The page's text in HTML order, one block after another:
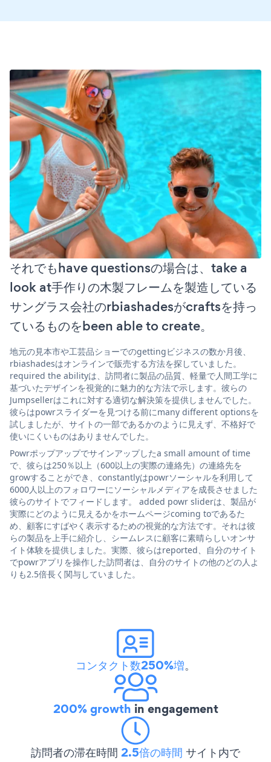
それでもhave questionsの場合は、take a
look at手作りの木製フレームを製造している
サングラス会社のrbiashadesがcraftsを持っ
ているものをbeen able to create。
地元の見本市や工芸品ショーでのgettingビジネスの数か月後、
rbiashadesはオンラインで販売する方法を探していました。
required the abilityは、訪問者に製品の品質、軽量で人間工学に
基づいたデザインを視覚的に魅力的な方法で示します。彼らの
Jumpsellerはこれに対する適切な解決策を提供しませんでした。
彼らはpowrスライダーを見つける前にmany different optionsを
試しましたが、サイトの一部であるかのように見えず、不格好で
使いにくいものはありませんでした。
Powrポップアップでサインアップしたa small amount of time
で、彼らは250％以上（600以上の実際の連絡先）の連絡先を
growすることができ、constantlyはpowrソーシャルを利用して
6000人以上のフォロワーにソーシャルメディアを成長させました
彼らのサイトでフィードします。 added powr sliderは、製品が
実際にどのように見えるかをホームページcoming toであるた
め、顧客にすばやく表示するための視覚的な方法です。それは彼
らの製品を上手に紹介し、シームレスに顧客に素晴らしいオンサ
イト体験を提供しました。実際、彼らはreported、自分のサイト
でpowrアプリを操作した訪問者は、自分のサイトの他のどの人よ
りも2.5倍長く関与していました。
コンタクト数250%増。
200% growth in engagement
訪問者の滞在時間 2.5倍の時間 サイト内で